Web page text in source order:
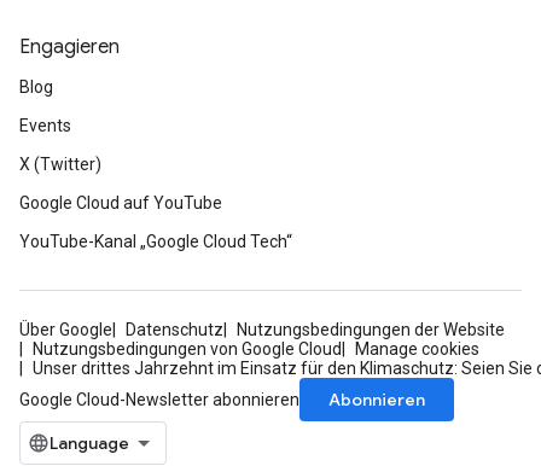
Engagieren
Blog
Events
X (Twitter)
Google Cloud auf YouTube
YouTube-Kanal „Google Cloud Tech“
Über Google Datenschutz
Nutzungsbedingungen der Website
Nutzungsbedingungen von Google Cloud
Manage cookies
Unser drittes Jahrzehnt im Einsatz für den Klimaschutz: Seien Sie
Google Cloud-Newsletter abonnieren
Abonnieren